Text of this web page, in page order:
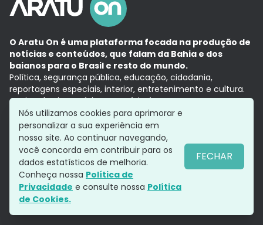
O Aratu On é uma plataforma focada na produção de
notícias e conteúdos, que falam da Bahia e dos
baianos para o Brasil e resto do mundo.
Política, segurança pública, educação, cidadania,
reportagens especiais, interior, entretenimento e cultura.
Aqui, tudo vira notícia e a notícia é no tempo presente,
com a credibilidade do Grupo Aratu.
Grupo Aratu
Política de privacidade
Siga-nos
Nós utilizamos cookies para aprimorar e
personalizar a sua experiência em
nosso site. Ao continuar navegando,
você concorda em contribuir para os
dados estatísticos de melhoria.
Conheça nossa Política de
Privacidade e consulte nossa Política
de Cookies.
FECHAR